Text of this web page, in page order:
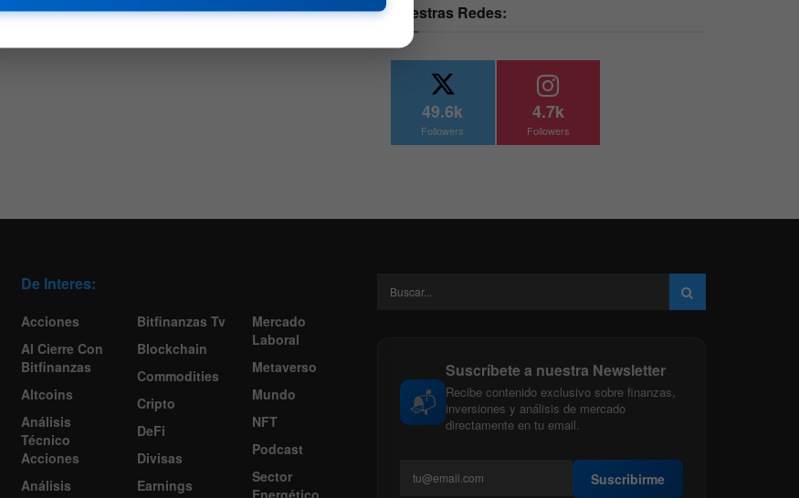
Nuestras Redes:
49.6k
Followers
4.7k
Followers
De Interes:
Acciones
Al Cierre Con
Bitfinanzas
Altcoins
Análisis
Técnico
Acciones
Análisis
Bitfinanzas Tv
Blockchain
Commodities
Cripto
DeFi
Divisas
Earnings
Mercado
Laboral
Metaverso
Mundo
NFT
Podcast
Sector
Energético
📬
Suscríbete a nuestra Newsletter
Recibe contenido exclusivo sobre finanzas,
inversiones y análisis de mercado
directamente en tu email.
Suscribirme